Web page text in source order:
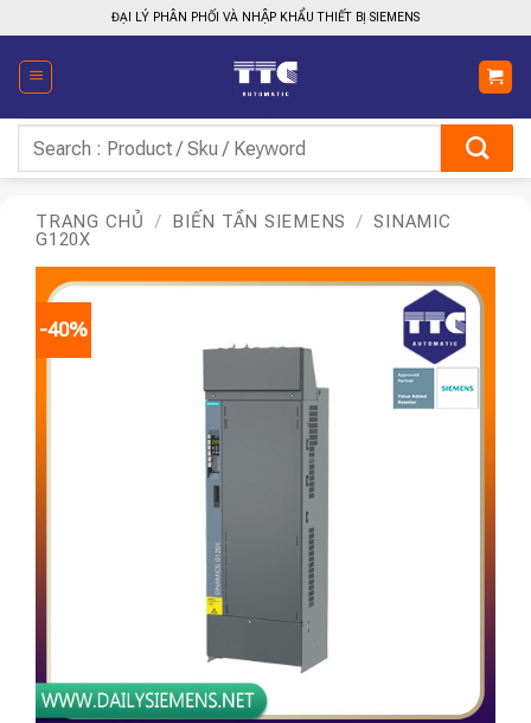
qua
nội
dung
ĐẠI LÝ PHÂN PHỐI VÀ NHẬP KHẨU THIẾT BỊ SIEMENS
kiếm:
TRANG CHỦ / BIẾN TẦN SIEMENS / SINAMIC
G120X
-40%